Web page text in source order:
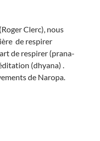
Clerc), nous
de respirer
de respirer (prana-
(dhyana) .
de Naropa.